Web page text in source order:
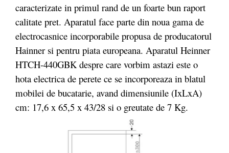
caracterizate in primul rand de un foarte bun raport
calitate pret. Aparatul face parte din noua gama de
electrocasnice incorporabile propusa de producatorul
Hainner si pentru piata europeana. Aparatul Heinner
HTCH-440GBK despre care vorbim astazi este o
hota electrica de perete ce se incorporeaza in blatul
mobilei de bucatarie, avand dimensiunile (IxLxA)
cm: 17,6 x 65,5 x 43/28 si o greutate de 7 Kg.